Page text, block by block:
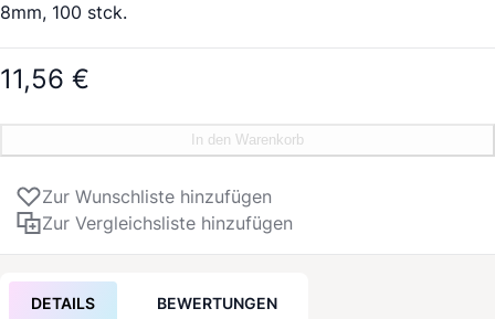
8mm, 100 stck.
11,56 €
In den Warenkorb
Zur Wunschliste hinzufügen
Zur Vergleichsliste hinzufügen
DETAILS BEWERTUNGEN